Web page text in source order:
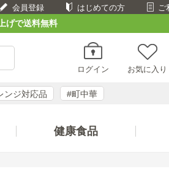
会員登録 はじめての方 ご
げで送料無料
ログイン お気に入り
ンジ対応品 #町中華
健康食品